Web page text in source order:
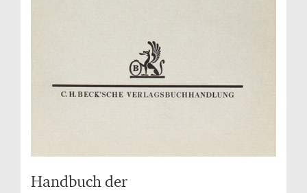
Handbuch der